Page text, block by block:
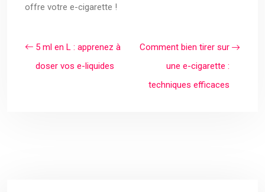
offre votre e-cigarette !
5 ml en L : apprenez à
doser vos e-liquides
Comment bien tirer sur
une e-cigarette :
techniques efficaces